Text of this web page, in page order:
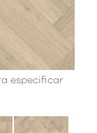
especificar